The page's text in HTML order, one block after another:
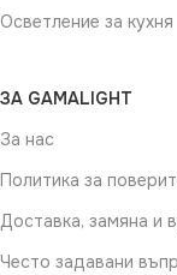
Осветление за кухня
ЗА GAMALIGHT
За нас
Политика за
Доставка, замяна и
Често задавани